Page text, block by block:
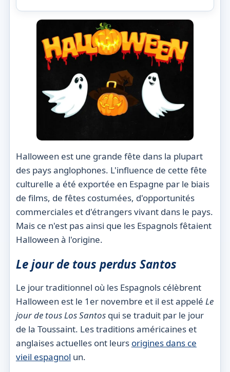
Halloween est une grande fête dans la plupart
des pays anglophones. L'influence de cette fête
culturelle a été exportée en Espagne par le biais
de films, de fêtes costumées, d'opportunités
commerciales et d'étrangers vivant dans le pays.
Mais ce n'est pas ainsi que les Espagnols fêtaient
Halloween à l'origine.
Le jour de tous perdus Santos
Le jour traditionnel où les Espagnols célèbrent
Halloween est le 1er novembre et il est appelé Le
jour de tousLosSantosqui se traduit par le jour
de la Toussaint. Les traditions américaines et
anglaises actuelles ont leurs origines dans ce
vieil espagnol un.